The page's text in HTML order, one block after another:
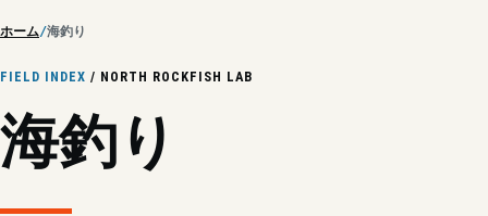
ホーム 海釣り
FIELD INDEX / NORTH ROCKFISH LAB
海釣り